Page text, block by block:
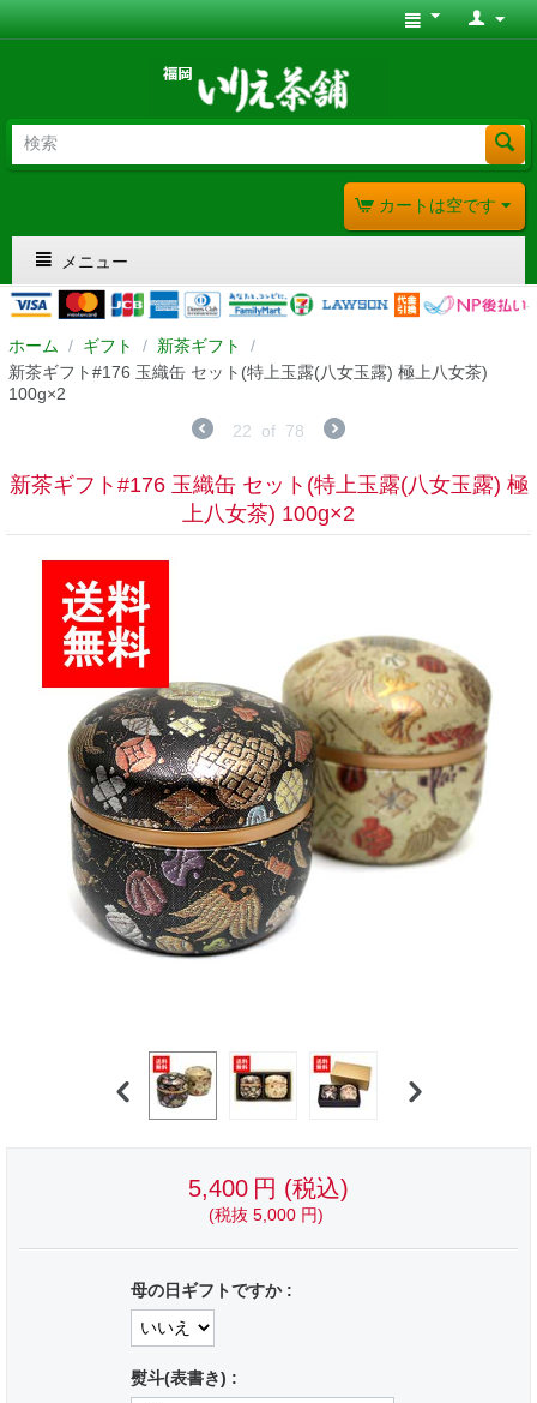
カートは空です
メニュー
ホーム / ギフト / 新茶ギフト
/
新茶ギフト#176 玉織缶 セット(特上玉露(八女玉露) 極上八女茶)
100g×2
22
of 78
新茶ギフト#176 玉織缶 セット(特上玉露(八女玉露) 極
上八女茶) 100g×2
5,400 円 (税込)
(税抜 5,000 円)
母の日ギフトですか :
熨斗(表書き) :